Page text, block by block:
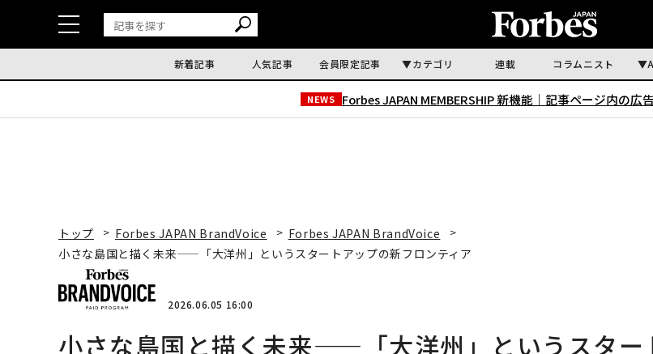
新着記事 人気記事 会員限定記事 カテゴリ 連載 コラムニスト
NEWS Forbes JAPAN MEMBERSHIP 新機能｜ 記事ページ内の広
トップ Forbes JAPAN BrandVoice
Forbes JAPAN BrandVoice
小さな島国と描く未来——「大洋州」というスタートアップの新フロンティア
2026.06.05 16:00
小さな島国と描く未来——「大洋州」というスター